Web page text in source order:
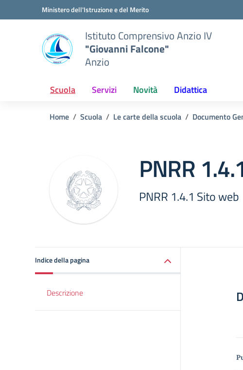
Vai ai contenuti
Vai al menu di navigazioneMinistero dell'Istruzione e del Merito
Istituto Comprensivo Anzio IV
"Giovanni Falcone"
Anzio
Scuola Servizi Novità Didattica
Home Scuola Le carte della scuola Documento
PNRR
PNRR 1.4.1 Sito web
Indice della pagina
Descrizione